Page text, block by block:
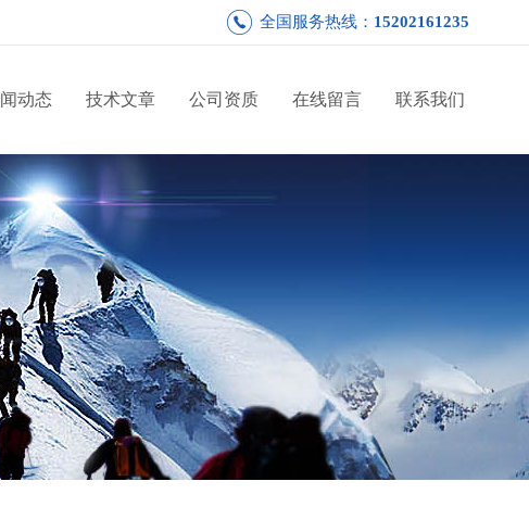
全国服务热线： 15202161235
动态 技术文章 公司资质 在线留言 联系我们